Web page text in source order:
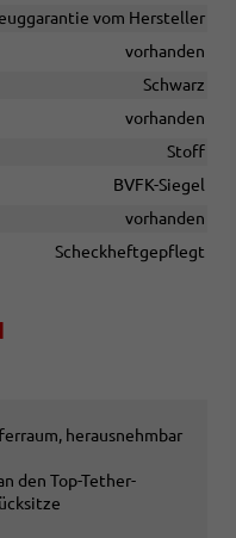
vom Hersteller
vorhanden
Schwarz
vorhanden
Stoff
BVFK-Siegel
vorhanden
Scheckheftgepflegt
herausnehmbar
den Top-Tether-